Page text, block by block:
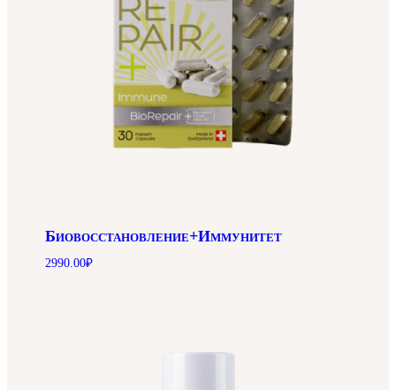
Биовосстановление+Иммунитет
2990.00₽